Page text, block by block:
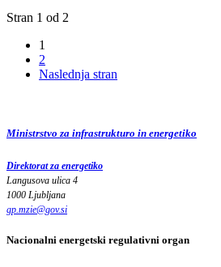
Stran 1 od 2
1
2
Naslednja stran
Ministrstvo za infrastrukturo in energetiko
Direktorat za energetiko
Langusova ulica 4
1000 Ljubljana
gp.mzie@gov.si
Nacionalni energetski regulativni organ